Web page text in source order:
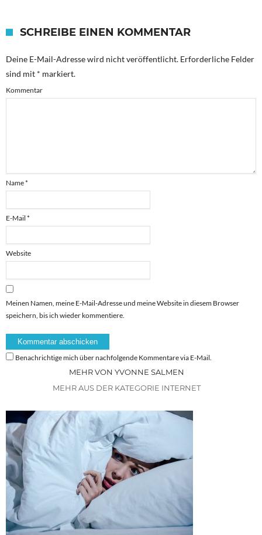
SCHREIBE EINEN KOMMENTAR
Deine E-Mail-Adresse wird nicht veröffentlicht. Erforderliche Felder
sind mit * markiert.
Kommentar
Name*
E-Mail *
Website
Meinen Namen, meine E-Mail-Adresse und meine Website in diesem Browser
speichern, bis ich wieder kommentiere.
Benachrichtige mich über nachfolgende Kommentare via E-Mail.
MEHR VON YVONNE SALMEN
MEHR AUS DER KATEGORIE INTERNET